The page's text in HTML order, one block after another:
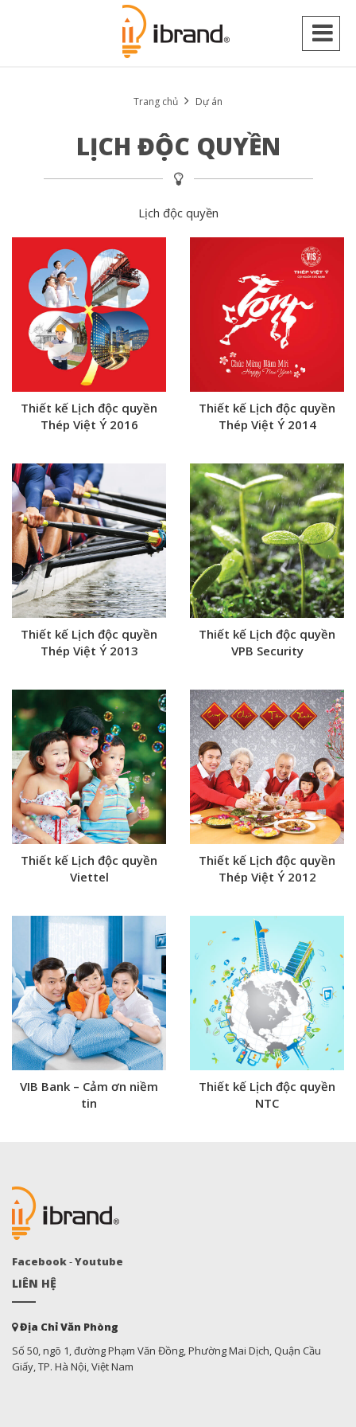
Trang chủ Dự án
LỊCH ĐỘC QUYỀN
Lịch độc quyền
Thiết kế Lịch độc quyền
Thép Việt Ý 2016
Thiết kế Lịch độc quyền
Thép Việt Ý 2014
Thiết kế Lịch độc quyền
Thép Việt Ý 2013
Thiết kế Lịch độc quyền
VPB Security
Thiết kế Lịch độc quyền
Viettel
Thiết kế Lịch độc quyền
Thép Việt Ý 2012
VIB Bank – Cảm ơn niềm
tin
Thiết kế Lịch độc quyền
NTC
Facebook-Youtube
LIÊN HỆ
Địa Chỉ Văn Phòng
Số 50, ngõ 1, đường Phạm Văn Đồng, Phường Mai Dịch, Quận Cầu
Giấy, TP. Hà Nội, Việt Nam